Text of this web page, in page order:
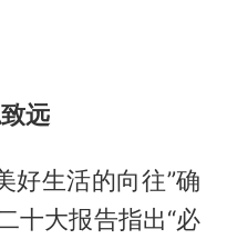
远
好生活的向往”确
十大报告指出“必